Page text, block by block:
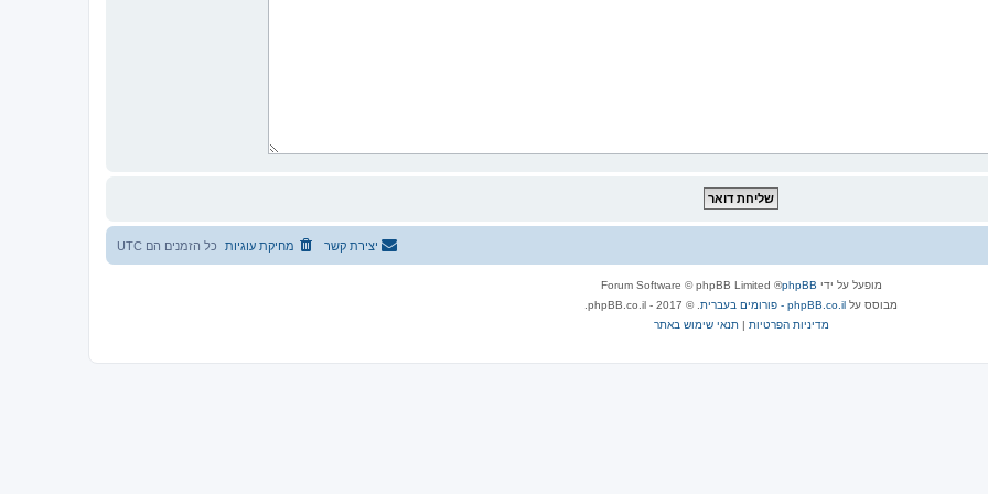
כל הזמנים הם UTC מחיקת עוגיות יצירת קשר
מופעל על ידי phpBB
® Forum Software © phpBB Limited
מבוסס על phpBB.co.il - פורומים בעברית
. © 2017 - phpBB.co.il.
מדיניות הפרטיות |תנאי שימוש באתר